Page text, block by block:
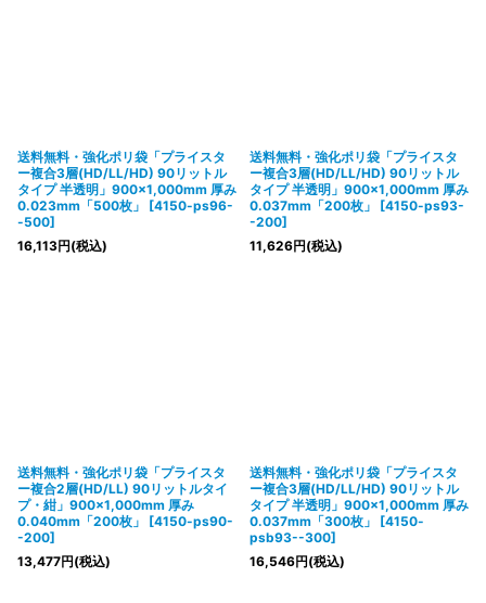
送料無料・強化ポリ袋「プライスタ
ー複合3層(HD/LL/HD) 90リットル
タイプ 半透明」900×1,000mm 厚み
0.023mm「500枚」
[4150-ps96-
-500]
16,113円(税込)
送料無料・強化ポリ袋「プライスタ
ー複合3層(HD/LL/HD) 90リットル
タイプ 半透明」900×1,000mm 厚み
0.037mm「200枚」
[4150-ps93-
-200]
11,626円(税込)
送料無料・強化ポリ袋「プライスタ
ー複合2層(HD/LL) 90リットルタイ
プ・紺」900×1,000mm 厚み
0.040mm「200枚」
[4150-ps90-
-200]
13,477円(税込)
送料無料・強化ポリ袋「プライスタ
ー複合3層(HD/LL/HD) 90リットル
タイプ 半透明」900×1,000mm 厚み
0.037mm「300枚」
[4150-
psb93--300]
16,546円(税込)